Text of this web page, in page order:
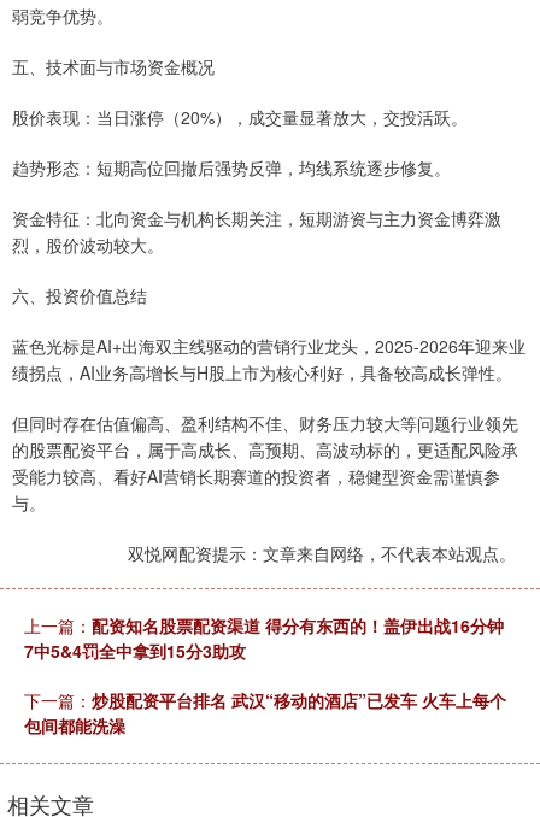
弱竞争优势。
五、技术面与市场资金概况
股价表现：当日涨停（20%），成交量显著放大，交投活跃。
趋势形态：短期高位回撤后强势反弹，均线系统逐步修复。
资金特征：北向资金与机构长期关注，短期游资与主力资金博弈激
烈，股价波动较大。
六、投资价值总结
蓝色光标是AI+出海双主线驱动的营销行业龙头，2025-2026年迎来业
绩拐点，AI业务高增长与H股上市为核心利好，具备较高成长弹性。
但同时存在估值偏高、盈利结构不佳、财务压力较大等问题行业领先
的股票配资平台，属于高成长、高预期、高波动标的，更适配风险承
受能力较高、看好AI营销长期赛道的投资者，稳健型资金需谨慎参
与。
双悦网配资提示：文章来自网络，不代表本站观点。
上一篇： 配资知名股票配资渠道 得分有东西的！盖伊出战16分钟
7中5&4罚全中拿到15分3助攻
下一篇： 炒股配资平台排名 武汉“移动的酒店”已发车 火车上每个
包间都能洗澡
相关文章